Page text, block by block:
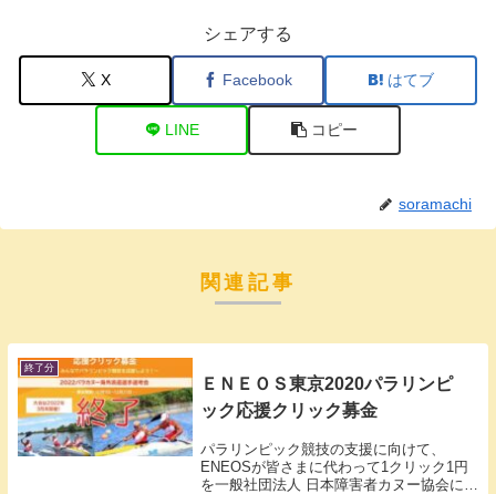
シェアする
X Facebook はてブ
LINE コピー
soramachi
関連記事
終了分
ＥＮＥＯＳ東京2020パラリンピ
ック応援クリック募金
パラリンピック競技の支援に向けて、
ENEOSが皆さまに代わって1クリック1円
を一般社団法人 日本障害者カヌー協会に寄